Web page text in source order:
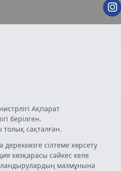
Ақпарат
берілген.
сақталған.
сілтеме көрсету
көзқарасы сәйкес келе
мазмұнына